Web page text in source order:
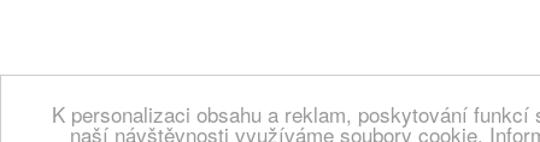
K personalizaci obsahu a reklam, poskytování
naší návštěvnosti využíváme soubory cookie.